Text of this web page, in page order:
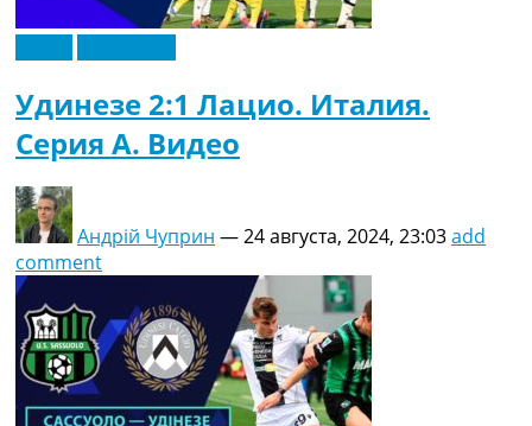
Удинезе 2:1 Лацио. Италия.
Серия A. Видео
Андрій Чуприн —24 августа, 2024, 23:03add
comment